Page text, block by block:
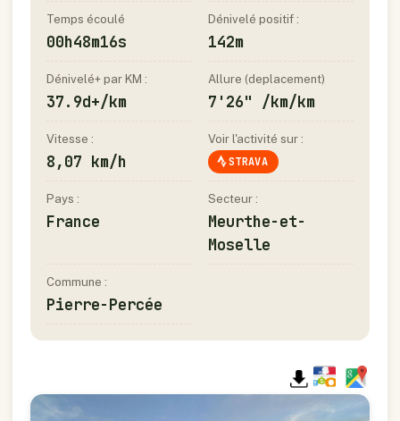
Temps écoulé
00h48m16s
Dénivelé positif :
142m
Dénivelé+ par KM :
37.9d+/km
Allure (deplacement)
7'26" /km/km
Vitesse :
8,07 km/h
Voir l'activité sur :
STRAVA
Pays :
France
Secteur :
Meurthe-et-
Moselle
Commune :
Pierre-Percée